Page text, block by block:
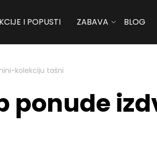
I POPUSTI ZABAVA BLOG
kolekciju tašni
ponude